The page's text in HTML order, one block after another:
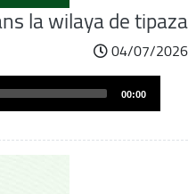
la wilaya de tipaza
04/07/2026
00:00